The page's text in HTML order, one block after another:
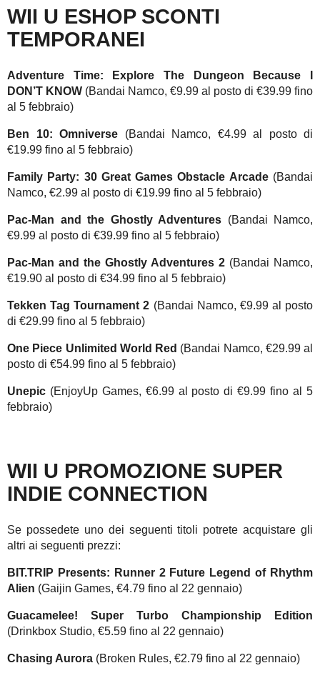
WII U ESHOP SCONTI
TEMPORANEI
Adventure Time: Explore The Dungeon Because I
DON’T KNOW (Bandai Namco, €9.99 al posto di €39.99 fino
al 5 febbraio)
Ben 10: Omniverse (Bandai Namco, €4.99 al posto di
€19.99 fino al 5 febbraio)
Family Party: 30 Great Games Obstacle Arcade(Bandai
Namco, €2.99 al posto di €19.99 fino al 5 febbraio)
Pac-Man and the Ghostly Adventures (Bandai Namco,
€9.99 al posto di €39.99 fino al 5 febbraio)
Pac-Man and the Ghostly Adventures 2 (Bandai Namco,
€19.90 al posto di €34.99 fino al 5 febbraio)
Tekken Tag Tournament 2 (Bandai Namco, €9.99 al posto
di €29.99 fino al 5 febbraio)
One Piece Unlimited World Red (Bandai Namco, €29.99 al
posto di €54.99 fino al 5 febbraio)
Unepic (EnjoyUp Games, €6.99 al posto di €9.99 fino al 5
febbraio)
WII U PROMOZIONE SUPER
INDIE CONNECTION
Se possedete uno dei seguenti titoli potrete acquistare gli
altri ai seguenti prezzi:
BIT.TRIP Presents: Runner 2 Future Legend of Rhythm
Alien (Gaijin Games, €4.79 fino al 22 gennaio)
Guacamelee! Super Turbo Championship Edition
(Drinkbox Studio, €5.59 fino al 22 gennaio)
Chasing Aurora (Broken Rules, €2.79 fino al 22 gennaio)